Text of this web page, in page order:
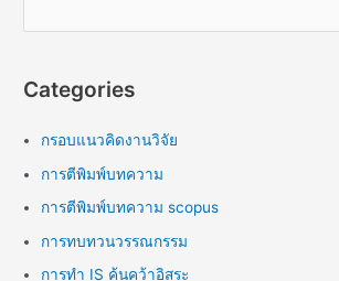
Categories
กรอบแนวคิดงานวิจัย
การตีพิมพ์บทความ
การตีพิมพ์บทความ scopus
การทบทวนวรรณกรรม
การทำ IS ค้นคว้าอิสระ